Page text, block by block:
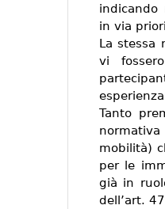
indicando
in via
La stessa
vi
Tanto
mobilità)
per le
già in
dell’art.